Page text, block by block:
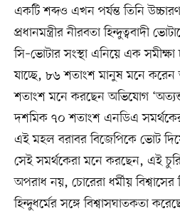
একটি শব্দও এখন পর্যন্ত তিনি
প্রধানমন্ত্রীর নীরবতা হিন্দুত্ববাদী
সি–ভোটার সংস্থা এনিয়ে এক সমীক্ষা
যাচ্ছে, ৮৬ শতাংশ মানুষ মনে
শতাংশ মনে করছেন অভিযোগ
দশমিক ৭০ শতাংশ এনডিএ সমর্থকের
এই মহল বরাবর বিজেপিকে ভোট
সেই সমর্থকেরা মনে করছেন, এই
অপরাধ নয়, চোরেরা ধর্মীয় বিশ্বাসের
হিন্দুধর্মের সঙ্গে বিশ্বাসঘাতকতা